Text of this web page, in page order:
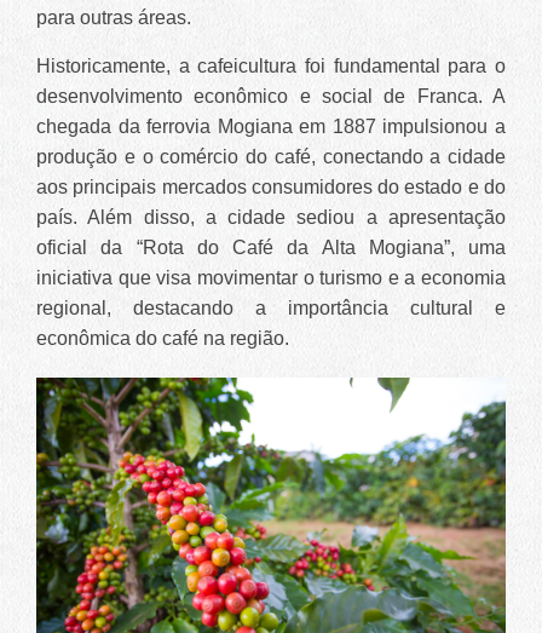
para outras áreas.
Historicamente, a cafeicultura foi fundamental para o
desenvolvimento econômico e social de Franca. A
chegada da ferrovia Mogiana em 1887 impulsionou a
produção e o comércio do café, conectando a cidade
aos principais mercados consumidores do estado e do
país. Além disso, a cidade sediou a apresentação
oficial da “Rota do Café da Alta Mogiana”, uma
iniciativa que visa movimentar o turismo e a economia
regional, destacando a importância cultural e
econômica do café na região.